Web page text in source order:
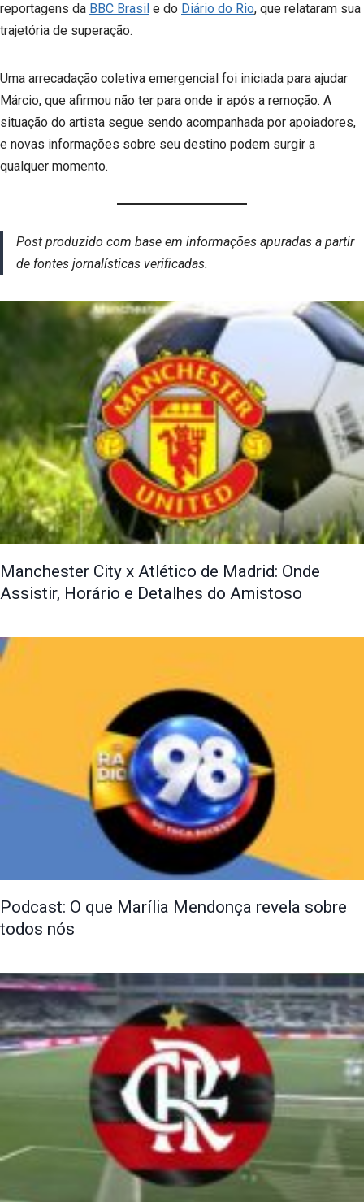
reportagens da BBC Brasil e do Diário do Rio, que relataram sua
trajetória de superação.
Uma arrecadação coletiva emergencial foi iniciada para ajudar
Márcio, que afirmou não ter para onde ir após a remoção. A
situação do artista segue sendo acompanhada por apoiadores,
e novas informações sobre seu destino podem surgir a
qualquer momento.
Post produzido com base em informações apuradas a partir
de fontes jornalísticas verificadas.
Manchester City x Atlético de Madrid: Onde
Assistir, Horário e Detalhes do Amistoso
Podcast: O que Marília Mendonça revela sobre
todos nós